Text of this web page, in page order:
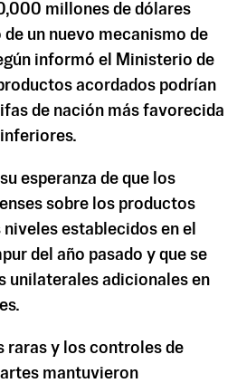
millones de dólares
un nuevo mecanismo de
informó el Ministerio de
acordados podrían
de nación más favorecida
esperanza de que los
sobre los productos
establecidos en el
del año pasado y que se
unilaterales adicionales en
raras y los controles de
mantuvieron